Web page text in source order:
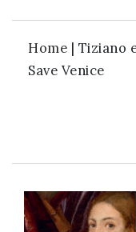
Home | Tiziano
Save Venice
è
cultura